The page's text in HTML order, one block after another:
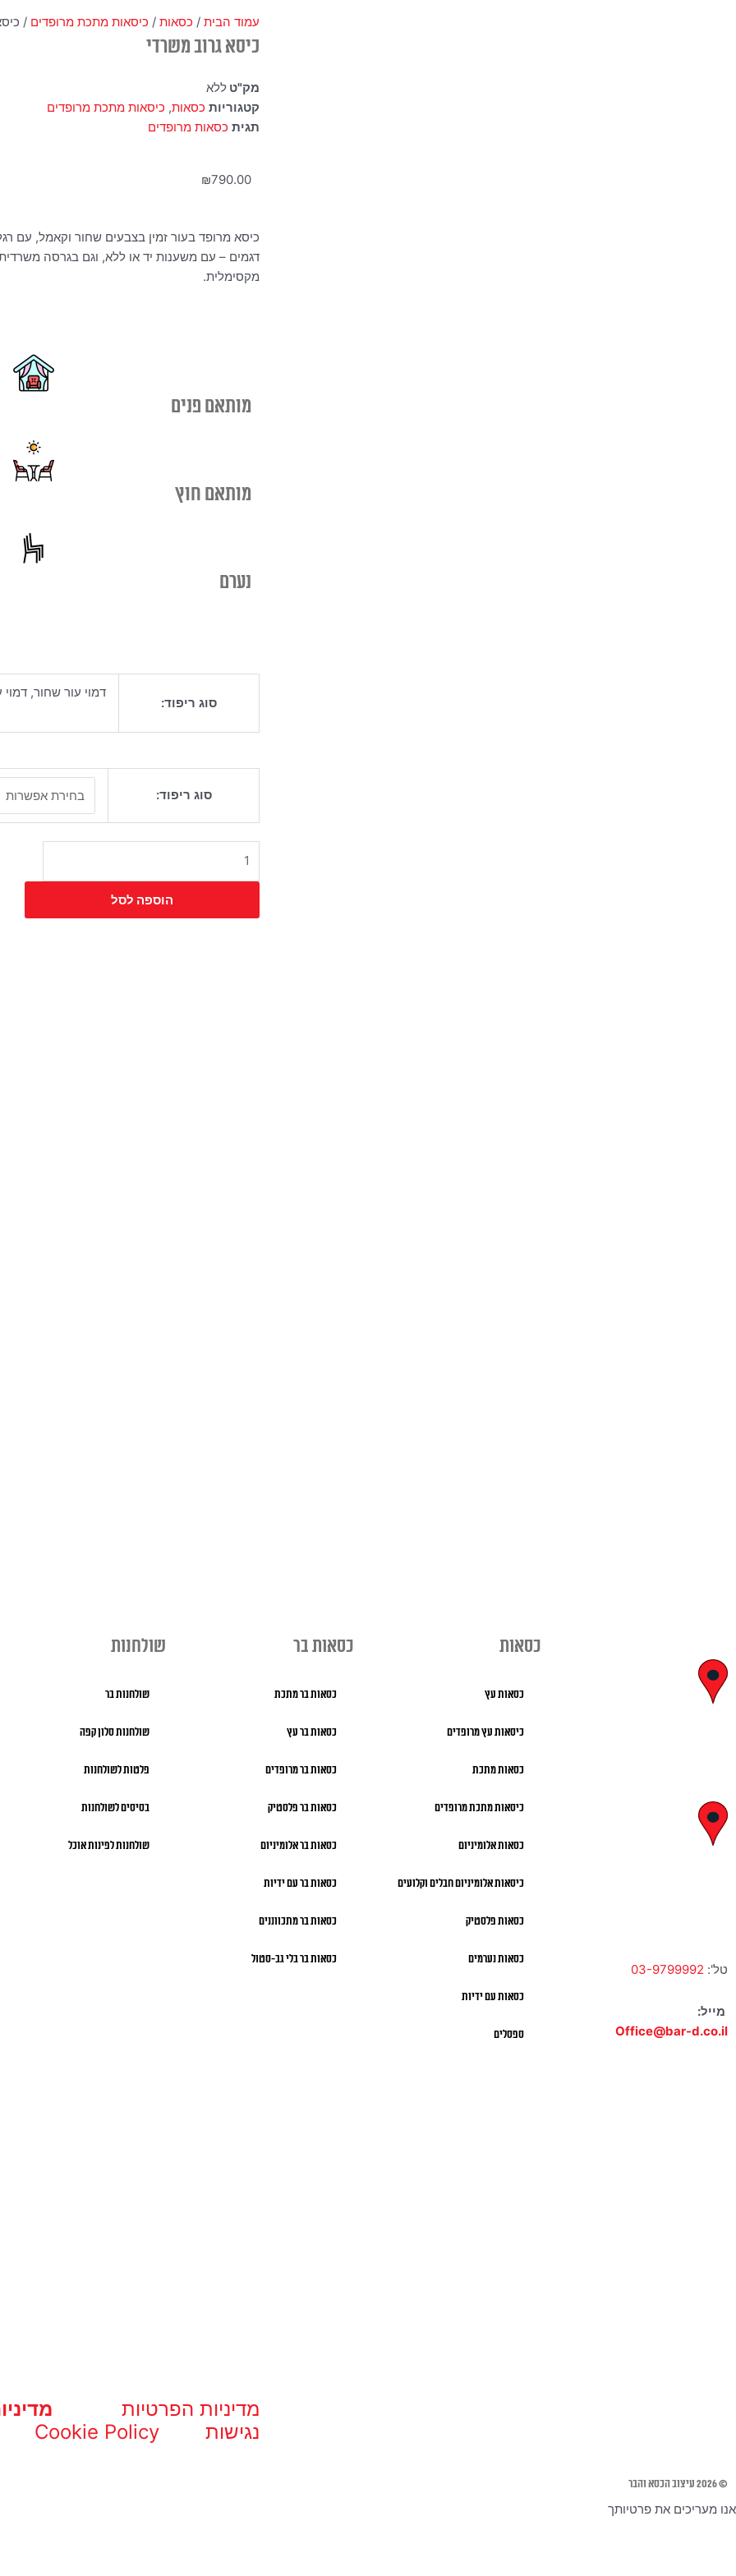
עמוד הבית / כסאות / כיסאות מתכת מרופדים /
כיסא גרוב משרדי
מק"ט ללא
קטגוריות כסאות, כיסאות מתכת מרופדים
תגית כסאות מרופדים
₪790.00
כיסא מרופד בעור זמין בצבעים שחור וקאמל, עם
דגמים – עם משענות יד או ללא, וגם בגרסה משרדית
מקסימלית.
מותאם פנים
מותאם חוץ
נערם
סוג ריפוד:
דמוי עור שחור,
סוג ריפוד:
משרדי
הוספה לסל
טל': 03-9799992
מייל:
Office@bar-d.co.il
כסאות
כסאות עץ
כיסאות עץ מרופדים
כסאות מתכת
כיסאות מתכת מרופדים
כסאות אלומיניום
כיסאות אלומיניום חבלים וקלועים
כסאות פלסטיק
כסאות נערמים
כסאות עם ידיות
ספסלים
כסאות בר
כסאות בר מתכת
כסאות בר עץ
כסאות בר מרופדים
כסאות בר פלסטיק
כסאות בר אלומיניום
כסאות בר עם ידיות
כסאות בר מתכווננים
כסאות בר בלי גב-סטול
שולחנות
שולחנות בר
שולחנות סלון קפה
פלטות לשולחנות
בסיסים לשולחנות
שולחנות לפינות אוכל
מדיניות הפרטיות
נגישות
Cookie Policy
© 2026 עיצוב הכסא והבר
אנו מעריכים את פרטיותך